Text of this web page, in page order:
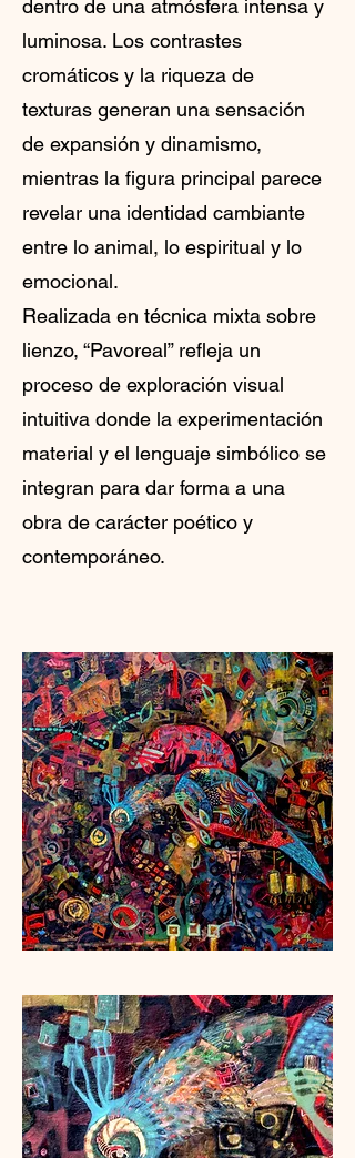
dentro de una atmósfera intensa y
luminosa. Los contrastes
cromáticos y la riqueza de
texturas generan una sensación
de expansión y dinamismo,
mientras la figura principal parece
revelar una identidad cambiante
entre lo animal, lo espiritual y lo
emocional.
Realizada en técnica mixta sobre
lienzo, “Pavoreal” refleja un
proceso de exploración visual
intuitiva donde la experimentación
material y el lenguaje simbólico se
integran para dar forma a una
obra de carácter poético y
contemporáneo.